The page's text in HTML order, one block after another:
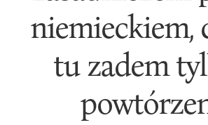
niemieckiem,
tu zadem